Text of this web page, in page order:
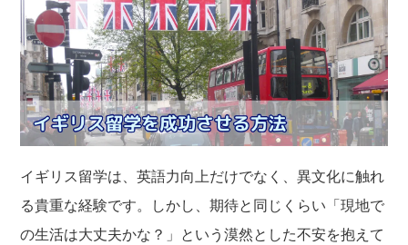
イギリス留学は、英語力向上だけでなく、異文化に触れ
る貴重な経験です。しかし、期待と同じくらい「現地で
の生活は大丈夫かな？」という漠然とした不安を抱えて